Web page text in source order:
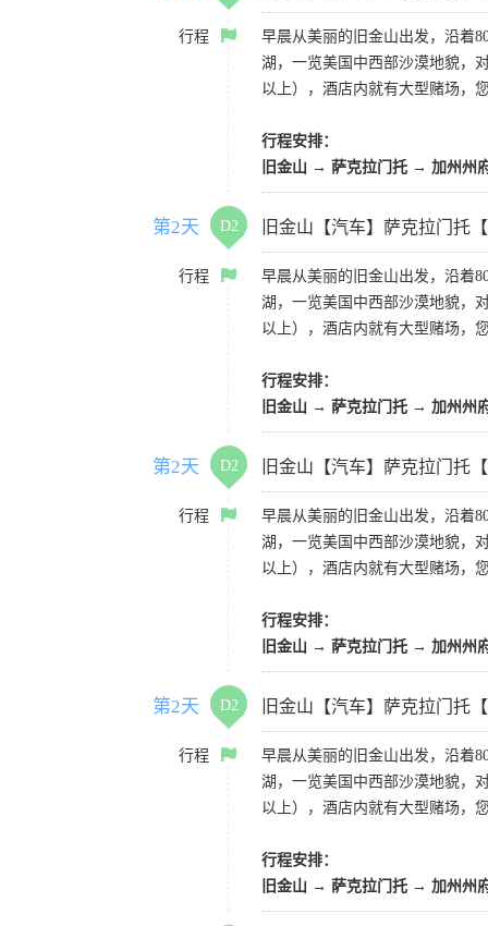
行程
早晨从美丽的旧金山出发，沿着
湖，一览美国中西部沙漠地貌，
以上），酒店内就有大型赌场，
行程安排：
旧金山 → 萨克拉门托 → 加州州
第2天 D2 旧金山【汽车】萨克拉门托
行程
早晨从美丽的旧金山出发，沿着
湖，一览美国中西部沙漠地貌，
以上），酒店内就有大型赌场，
行程安排：
旧金山 → 萨克拉门托 → 加州州
第2天 D2 旧金山【汽车】萨克拉门托
行程
早晨从美丽的旧金山出发，沿着
湖，一览美国中西部沙漠地貌，
以上），酒店内就有大型赌场，
行程安排：
旧金山 → 萨克拉门托 → 加州州
第2天 D2 旧金山【汽车】萨克拉门托
行程
早晨从美丽的旧金山出发，沿着
湖，一览美国中西部沙漠地貌，
以上），酒店内就有大型赌场，
行程安排：
旧金山 → 萨克拉门托 → 加州州